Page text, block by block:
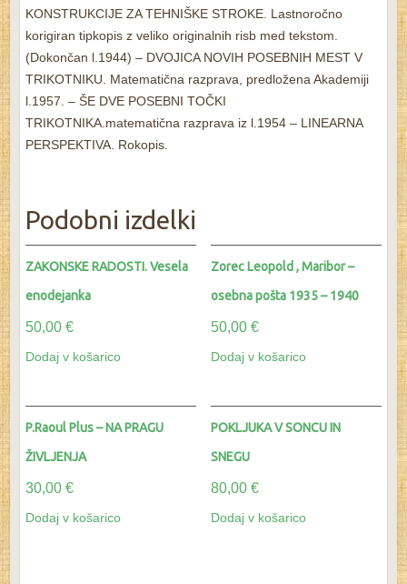
KONSTRUKCIJE ZA TEHNIŠKE STROKE. Lastnoročno
korigiran tipkopis z veliko originalnih risb med tekstom.
(Dokončan l.1944) – DVOJICA NOVIH POSEBNIH MEST V
TRIKOTNIKU. Matematična razprava, predložena Akademiji
l.1957. – ŠE DVE POSEBNI TOČKI
TRIKOTNIKA.matematična razprava iz l.1954 – LINEARNA
PERSPEKTIVA. Rokopis.
Podobni izdelki
ZAKONSKE RADOSTI. Vesela
enodejanka
50,00 €
Dodaj v košarico
Zorec Leopold , Maribor –
osebna pošta 1935 – 1940
50,00 €
Dodaj v košarico
P.Raoul Plus – NA PRAGU
ŽIVLJENJA
30,00 €
Dodaj v košarico
POKLJUKA V SONCU IN
SNEGU
80,00 €
Dodaj v košarico